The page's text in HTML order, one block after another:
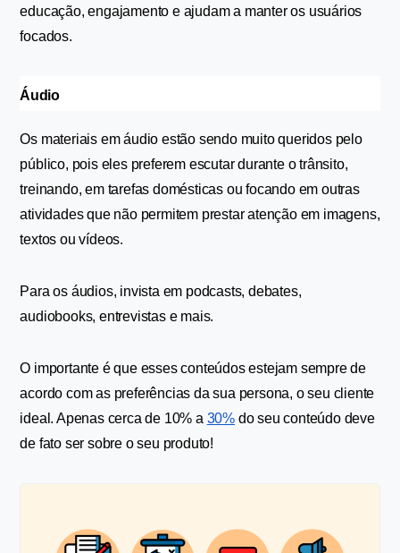
educação, engajamento e ajudam a manter os usuários
focados.
Áudio
Os materiais em áudio estão sendo muito queridos pelo
público, pois eles preferem escutar durante o trânsito,
treinando, em tarefas domésticas ou focando em outras
atividades que não permitem prestar atenção em imagens,
textos ou vídeos.
Para os áudios, invista em podcasts, debates,
audiobooks, entrevistas e mais.
O importante é que esses conteúdos estejam sempre de
acordo com as preferências da sua persona, o seu cliente
ideal. Apenas cerca de 10% a 30% do seu conteúdo deve
de fato ser sobre o seu produto!